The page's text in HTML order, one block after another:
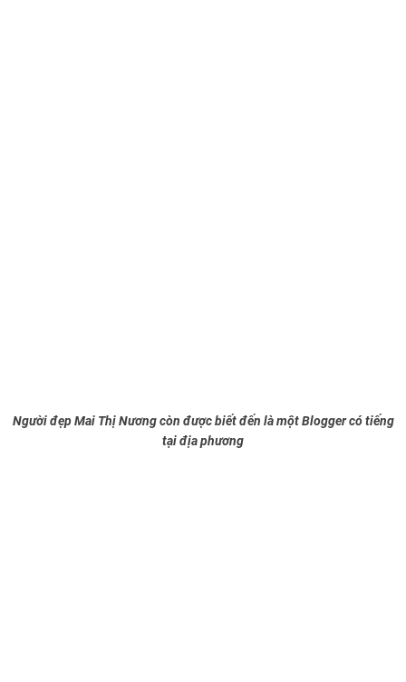
Người đẹp Mai Thị Nương còn được biết đến là một Blogger có tiếng
tại địa phương